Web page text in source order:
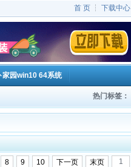
首 页 ┆ 下载中心
家园win10 64系统
热门标签：
32系统- 新萝卜家园win10 64系统
8 9 10 下一页 末页